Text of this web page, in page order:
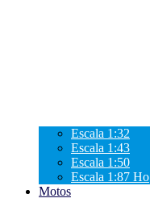
Escala 1:32
Escala 1:43
Escala 1:50
Escala 1:87 Ho
Motos